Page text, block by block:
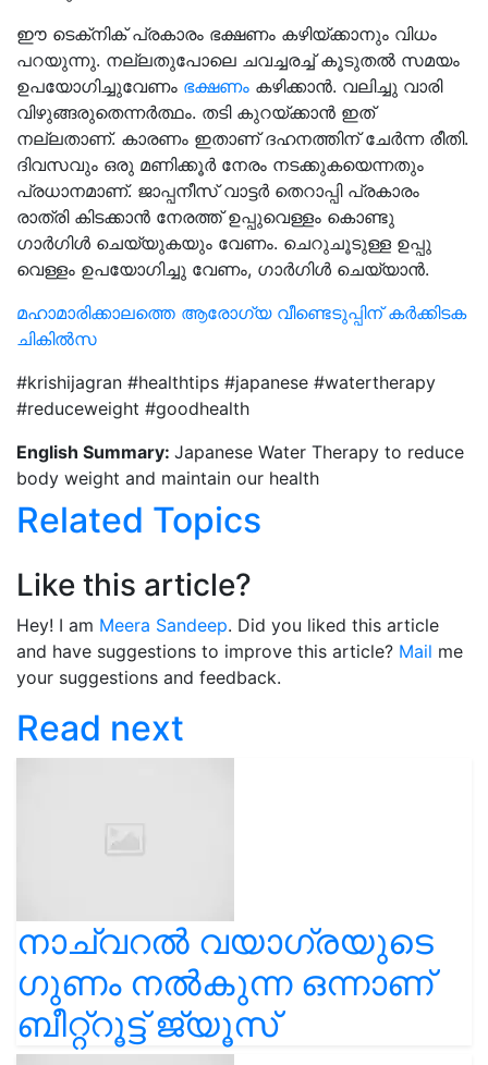
ഈ ടെക്‌നിക് പ്രകാരം ഭക്ഷണം കഴിയ്ക്കാനും വിധം
പറയുന്നു. നല്ലതുപോലെ ചവച്ചരച്ച് കൂടുതൽ സമയം
ഉപയോഗിച്ചുവേണം ഭക്ഷണം കഴിക്കാൻ. വലിച്ചു വാരി
വിഴുങ്ങരുതെന്നര്‍ത്ഥം. തടി കുറയ്ക്കാന്‍ ഇത്
നല്ലതാണ്. കാരണം ഇതാണ് ദഹനത്തിന് ചേര്‍ന്ന രീതി.
ദിവസവും ഒരു മണിക്കൂര്‍ നേരം നടക്കുകയെന്നതും
പ്രധാനമാണ്. ജാപ്പനീസ് വാട്ടര്‍ തെറാപ്പി പ്രകാരം
രാത്രി കിടക്കാന്‍ നേരത്ത് ഉപ്പുവെള്ളം കൊണ്ടു
ഗാര്‍ഗിള്‍ ചെയ്യുകയും വേണം. ചെറുചൂടുള്ള ഉപ്പു
വെള്ളം ഉപയോഗിച്ചു വേണം, ഗാര്‍ഗിള്‍ ചെയ്യാന്‍.
മഹാമാരിക്കാലത്തെ ആരോഗ്യ വീണ്ടെടുപ്പിന് കർക്കിടക
ചികിൽസ
#krishijagran #healthtips #japanese #watertherapy
#reduceweight #goodhealth
English Summary: Japanese Water Therapy to reduce
body weight and maintain our health
Related Topics
Like this article?
Hey! I am Meera Sandeep. Did you liked this article
and have suggestions to improve this article? Mail me
your suggestions and feedback.
Read next
നാച്വറല്‍ വയാഗ്രയുടെ
ഗുണം നല്‍കുന്ന ഒന്നാണ്
ബീറ്റ്‌റൂട്ട് ജ്യൂസ്